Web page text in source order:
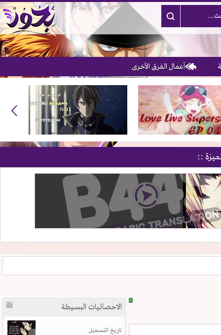
أعمال الفرق الأخرى
::
الاحصائيات البسيطة
تاريخ التسجيل